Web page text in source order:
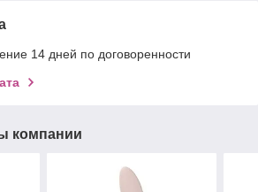
14 дней по договоренности
компании